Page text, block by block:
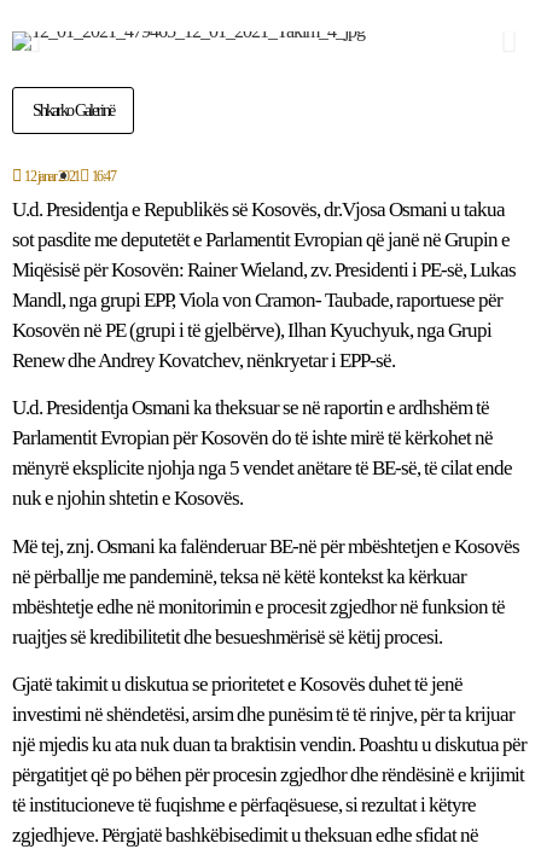
Shkarko Galerinë
12 janar 2021 16:47
U.d. Presidentja e Republikës së Kosovës, dr.Vjosa Osmani u takua
sot pasdite me deputetët e Parlamentit Evropian që janë në Grupin e
Miqësisë për Kosovën: Rainer Wieland, zv. Presidenti i PE-së, Lukas
Mandl, nga grupi EPP, Viola von Cramon- Taubade, raportuese për
Kosovën në PE (grupi i të gjelbërve), Ilhan Kyuchyuk, nga Grupi
Renew dhe Andrey Kovatchev, nënkryetar i EPP-së.
U.d. Presidentja Osmani ka theksuar se në raportin e ardhshëm të
Parlamentit Evropian për Kosovën do të ishte mirë të kërkohet në
mënyrë eksplicite njohja nga 5 vendet anëtare të BE-së, të cilat ende
nuk e njohin shtetin e Kosovës.
Më tej, znj. Osmani ka falënderuar BE-në për mbështetjen e Kosovës
në përballje me pandeminë, teksa në këtë kontekst ka kërkuar
mbështetje edhe në monitorimin e procesit zgjedhor në funksion të
ruajtjes së kredibilitetit dhe besueshmërisë së këtij procesi.
Gjatë takimit u diskutua se prioritetet e Kosovës duhet të jenë
investimi në shëndetësi, arsim dhe punësim të të rinjve, për ta krijuar
një mjedis ku ata nuk duan ta braktisin vendin. Poashtu u diskutua për
përgatitjet që po bëhen për procesin zgjedhor dhe rëndësinë e krijimit
të institucioneve të fuqishme e përfaqësuese, si rezultat i këtyre
zgjedhjeve. Përgjatë bashkëbisedimit u theksuan edhe sfidat në